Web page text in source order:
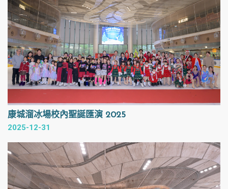
康城溜冰場校內聖誕匯演 2025
2025-12-31